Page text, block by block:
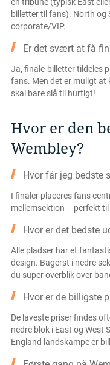
en tribune (typisk East
billetter til fans). North og
corporate/VIP.
Er det svært at få
Ja, finale-billetter tildeles
fans. Men det er muligt at
skal bare slå til hurtigt!
Hvor er den
Wembley?
Hvor får jeg bedste
I finaler placeres fans
mellemsektion – perfekt
Hvor er det bedste
Alle pladser har et
design. Bagerst i nedre
du super overblik over
Hvor er de billigste
De laveste priser findes
nedre blok i East og West
England landskampe er